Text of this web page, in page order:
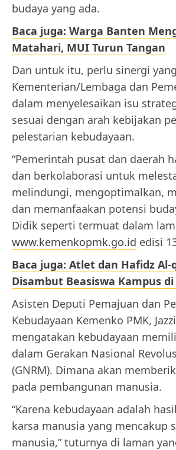
budaya yang ada.
Baca juga: Warga Banten
Matahari, MUI Turun Tangan
Dan untuk itu, perlu sinergi
Kementerian/Lembaga dan
dalam menyelesaikan isu
sesuai dengan arah kebijakan
pelestarian kebudayaan.
“Pemerintah pusat dan daerah
dan berkolaborasi untuk
melindungi, mengoptimalkan,
dan memanfaakan potensi
Didik seperti termuat dalam
www.kemenkopmk.go.id edisi
Baca juga: Atlet dan Hafidz Al-
Disambut Beasiswa Kampus
Asisten Deputi Pemajuan dan
Kebudayaan Kemenko PMK,
mengatakan kebudayaan
dalam Gerakan Nasional
(GNRM). Dimana akan
pada pembangunan manusia.
“Karena kebudayaan adalah
karsa manusia yang mencakup
manusia,” tuturnya di laman